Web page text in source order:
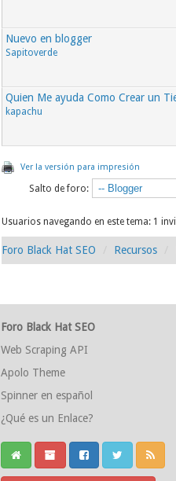
Nuevo en blogger
Sapitoverde
Quien Me ayuda Como Crear un
kapachu
Ver la versión para impresión
Salto de foro:
Usuarios navegando en este tema: 1
Foro Black Hat SEO Recursos
Foro Black Hat SEO
Web Scraping API
Apolo Theme
Spinner en español
¿Qué es un Enlace?